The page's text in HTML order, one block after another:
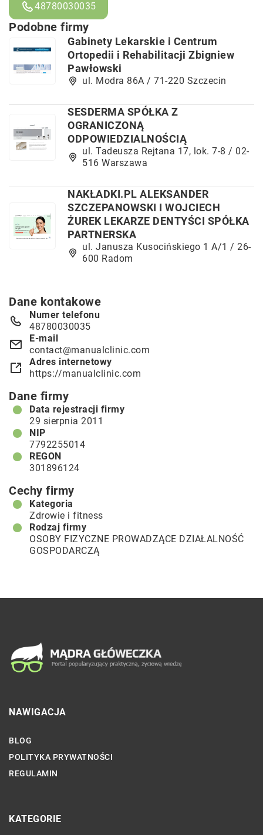
48780030035
Podobne firmy
Gabinety Lekarskie i Centrum
Ortopedii i Rehabilitacji Zbigniew
Pawłowski
ul. Modra 86A / 71-220 Szczecin
SESDERMA SPÓŁKA Z
OGRANICZONĄ
ODPOWIEDZIALNOŚCIĄ
ul. Tadeusza Rejtana 17, lok. 7-8 / 02-
516 Warszawa
NAKŁADKI.PL ALEKSANDER
SZCZEPANOWSKI I WOJCIECH
ŻUREK LEKARZE DENTYŚCI SPÓŁKA
PARTNERSKA
ul. Janusza Kusocińskiego 1 A/1 / 26-
600 Radom
Dane kontakowe
Numer telefonu
48780030035
E-mail
contact@manualclinic.com
Adres internetowy
https://manualclinic.com
Dane firmy
Data rejestracji firmy
29 sierpnia 2011
NIP
7792255014
REGON
301896124
Cechy firmy
Kategoria
Zdrowie i fitness
Rodzaj firmy
OSOBY FIZYCZNE PROWADZĄCE DZIAŁALNOŚĆ
GOSPODARCZĄ
NAWIGACJA
BLOG
POLITYKA PRYWATNOŚCI
REGULAMIN
KATEGORIE